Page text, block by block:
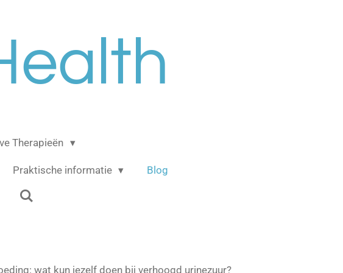
Therapieën
Praktische informatie Blog
wat kun jezelf doen bij verhoogd urinezuur?